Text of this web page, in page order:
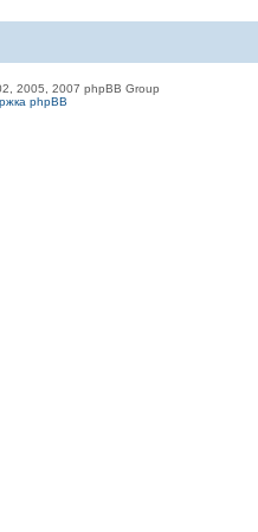
2005, 2007 phpBB Group
phpBB